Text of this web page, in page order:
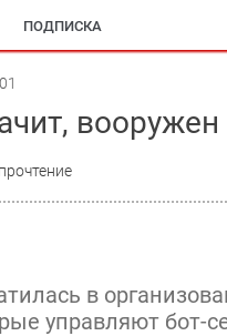
ПОДПИСКА
вооружен
в
управляют бот-